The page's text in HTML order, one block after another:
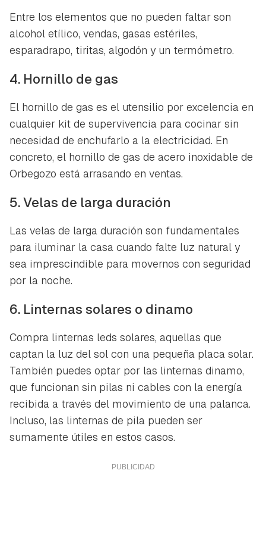
Entre los elementos que no pueden faltar son
alcohol etílico, vendas, gasas estériles,
esparadrapo, tiritas, algodón y un termómetro.
4. Hornillo de gas
El hornillo de gas es el utensilio por excelencia en
cualquier kit de supervivencia para cocinar sin
necesidad de enchufarlo a la electricidad. En
concreto, el hornillo de gas de acero inoxidable de
Orbegozo está arrasando en ventas.
5. Velas de larga duración
Las velas de larga duración son fundamentales
para iluminar la casa cuando falte luz natural y
sea imprescindible para movernos con seguridad
por la noche.
6. Linternas solares o dinamo
Compra linternas leds solares, aquellas que
captan la luz del sol con una pequeña placa solar.
También puedes optar por las linternas dinamo,
que funcionan sin pilas ni cables con la energía
recibida a través del movimiento de una palanca.
Incluso, las linternas de pila pueden ser
sumamente útiles en estos casos.